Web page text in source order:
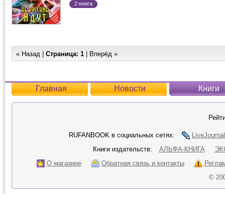
2 книга
« Назад | Страница: 1 | Вперёд »
Главная Новости Книги
RUFANBOOK в социальных сетях:
LiveJournal
Книги издательств:
АЛЬФА-КНИГА
О магазине
Обратная связь и контакты
©